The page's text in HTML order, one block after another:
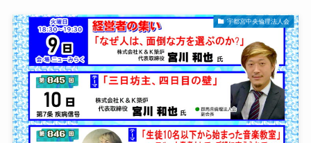
宇都宮中央倫理法人会